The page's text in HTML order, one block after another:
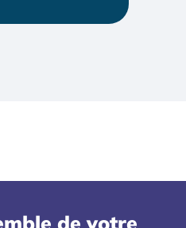
de votre